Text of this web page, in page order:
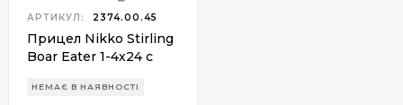
АРТИКУЛ: 2374.00.45
Прицел Nikko Stirling
Boar Eater 1-4х24 с
НЕМАЄ В НАЯВНОСТІ